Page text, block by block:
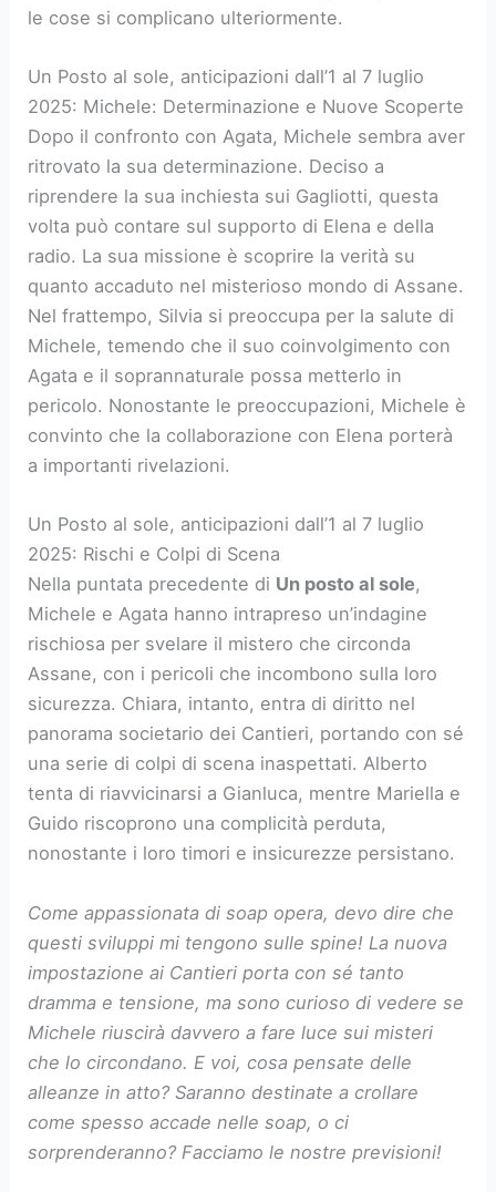
le cose si complicano ulteriormente.
Un Posto al sole, anticipazioni dall’1 al 7 luglio
2025: Michele: Determinazione e Nuove Scoperte
Dopo il confronto con Agata, Michele sembra aver
ritrovato la sua determinazione. Deciso a
riprendere la sua inchiesta sui Gagliotti, questa
volta può contare sul supporto di Elena e della
radio. La sua missione è scoprire la verità su
quanto accaduto nel misterioso mondo di Assane.
Nel frattempo, Silvia si preoccupa per la salute di
Michele, temendo che il suo coinvolgimento con
Agata e il soprannaturale possa metterlo in
pericolo. Nonostante le preoccupazioni, Michele è
convinto che la collaborazione con Elena porterà
a importanti rivelazioni.
Un Posto al sole, anticipazioni dall’1 al 7 luglio
2025: Rischi e Colpi di Scena
Nella puntata precedente di Un posto al sole,
Michele e Agata hanno intrapreso un’indagine
rischiosa per svelare il mistero che circonda
Assane, con i pericoli che incombono sulla loro
sicurezza. Chiara, intanto, entra di diritto nel
panorama societario dei Cantieri, portando con sé
una serie di colpi di scena inaspettati. Alberto
tenta di riavvicinarsi a Gianluca, mentre Mariella e
Guido riscoprono una complicità perduta,
nonostante i loro timori e insicurezze persistano.
Come appassionata di soap opera, devo dire che
questi sviluppi mi tengono sulle spine! La nuova
impostazione ai Cantieri porta con sé tanto
dramma e tensione, ma sono curioso di vedere se
Michele riuscirà davvero a fare luce sui misteri
che lo circondano. E voi, cosa pensate delle
alleanze in atto? Saranno destinate a crollare
come spesso accade nelle soap, o ci
sorprenderanno? Facciamo le nostre previsioni!